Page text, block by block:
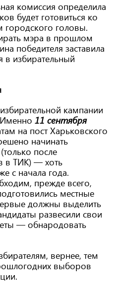
комиссия определила
будет готовиться ко
головы.
мэра в прошлом
победителя заставила
в избирательный
кампании
Именно 11 сентября
на пост Харьковского
начинать
после
в ТИК) — хоть
с начала года.
прежде всего,
местные
должны выделить
развесили свои
— обнародовать
вернее, тем
выборов